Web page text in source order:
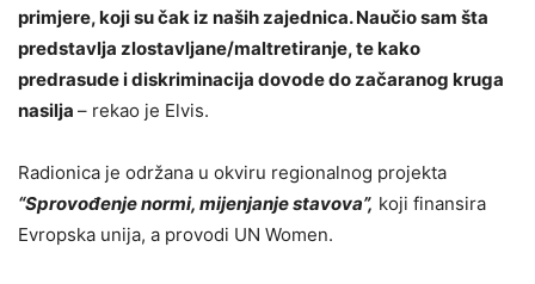
primjere, koji su čak iz naših zajednica. Naučio sam šta
predstavlja zlostavljane/maltretiranje, te kako
predrasude i diskriminacija dovode do začaranog kruga
nasilja – rekao je Elvis.
Radionica je održana u okviru regionalnog projekta
“Sprovođenje normi, mijenjanje stavova”, koji finansira
Evropska unija, a provodi UN Women.